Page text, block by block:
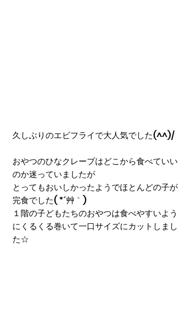
久しぶりのエビフライで大人気でした(^^)/
おやつのひなクレープはどこから食べていい
のか迷っていましたが
とってもおいしかったようでほとんどの子が
完食でした( *´艸｀)
１階の子どもたちのおやつは食べやすいよう
にくるくる巻いて一口サイズにカットしまし
た☆